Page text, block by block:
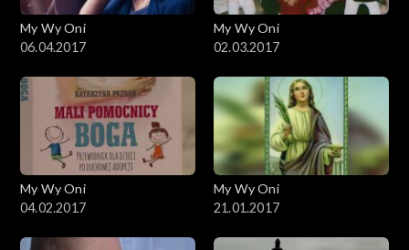
My Wy Oni
06.04.2017
My Wy Oni
02.03.2017
My Wy Oni
04.02.2017
My Wy Oni
21.01.2017